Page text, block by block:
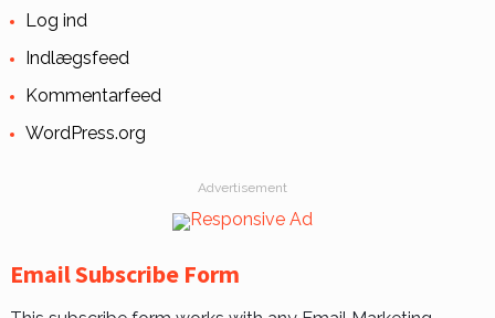
Log ind
Indlægsfeed
Kommentarfeed
WordPress.org
Advertisement
Email Subscribe Form